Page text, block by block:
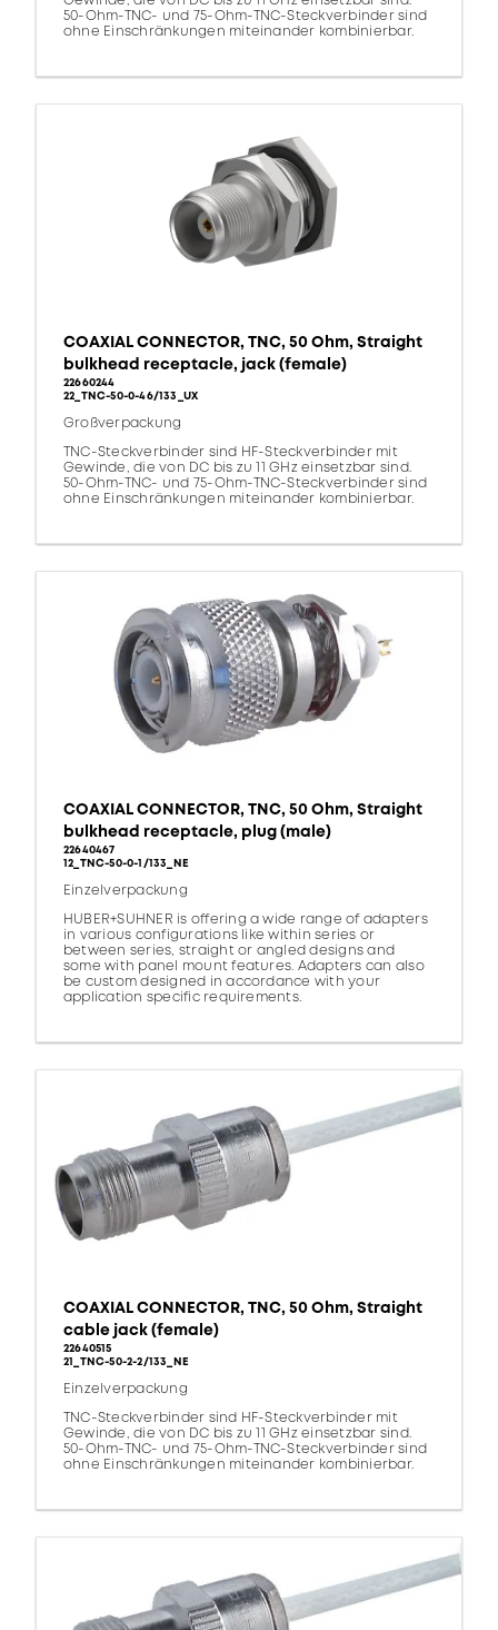
50-Ohm-TNC- und 75-Ohm-TNC-Steckverbinder sind
ohne Einschränkungen miteinander kombinierbar.
COAXIAL CONNECTOR, TNC, 50 Ohm, Straight
bulkhead receptacle, jack (female)
22660244
22_TNC-50-0-46/133_UX
Großverpackung
TNC-Steckverbinder sind HF-Steckverbinder mit
Gewinde, die von DC bis zu 11 GHz einsetzbar sind.
50-Ohm-TNC- und 75-Ohm-TNC-Steckverbinder sind
ohne Einschränkungen miteinander kombinierbar.
COAXIAL CONNECTOR, TNC, 50 Ohm, Straight
bulkhead receptacle, plug (male)
22640467
12_TNC-50-0-1/133_NE
Einzelverpackung
HUBER+SUHNER is offering a wide range of adapters
in various configurations like within series or
between series, straight or angled designs and
some with panel mount features. Adapters can also
be custom designed in accordance with your
application specific requirements.
COAXIAL CONNECTOR, TNC, 50 Ohm, Straight
cable jack (female)
22640515
21_TNC-50-2-2/133_NE
Einzelverpackung
TNC-Steckverbinder sind HF-Steckverbinder mit
Gewinde, die von DC bis zu 11 GHz einsetzbar sind.
50-Ohm-TNC- und 75-Ohm-TNC-Steckverbinder sind
ohne Einschränkungen miteinander kombinierbar.